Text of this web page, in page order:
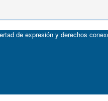
de expresión y derechos